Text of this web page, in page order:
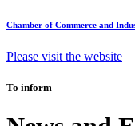
Chamber of Commerce and
Please visit the website
To inform